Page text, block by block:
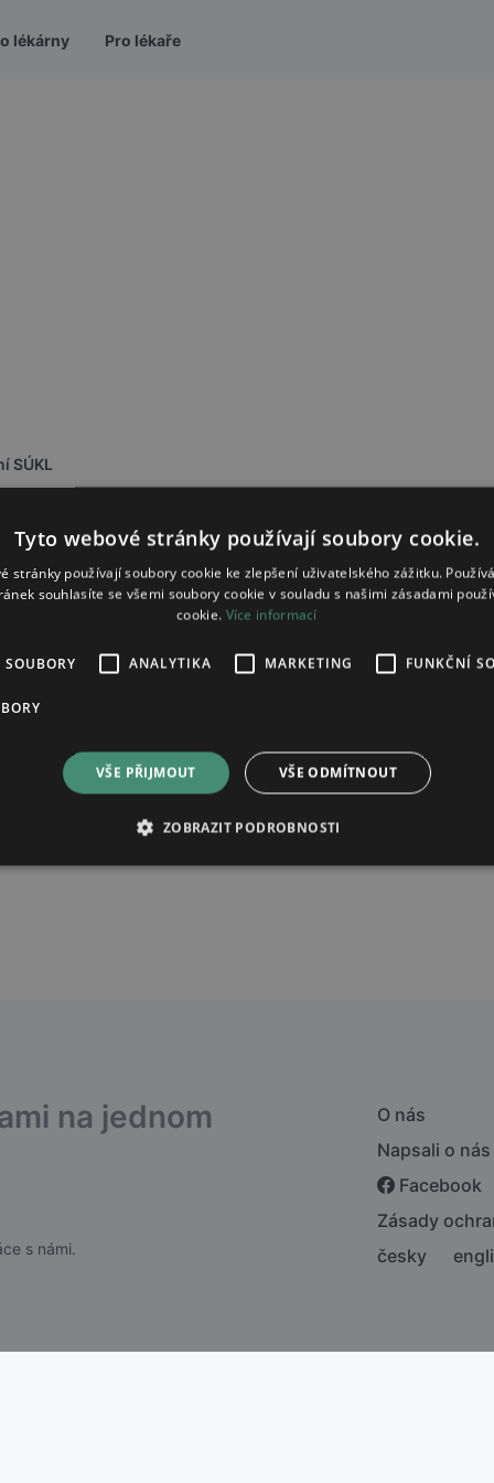
lékárny Pro lékaře
SÚKL
zpracování osobních údajů.
na jednom
s námi.
O nás
Napsali o nás
Facebook
Zásady
česky
Tyto webové stránky používají soubory cookie.
stránky používají soubory cookie ke zlepšení uživatelského zážitku.
souhlasíte se všemi soubory cookie v souladu s našimi zásadami
cookie. Více informací
ANALYTIKA MARKETING FUNKČNÍ
VŠE PŘIJMOUT VŠE ODMÍTNOUT
ZOBRAZIT PODROBNOSTI